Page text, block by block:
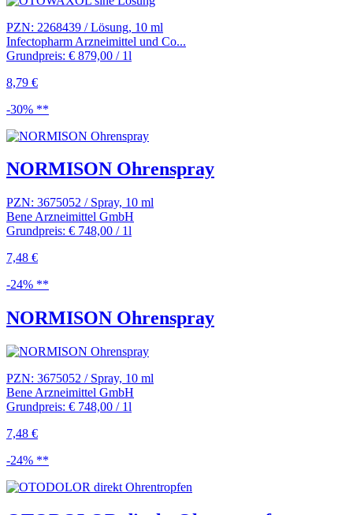
PZN: 2268439 / Lösung, 10 ml
Infectopharm Arzneimittel und Co...
Grundpreis: € 879,00 / 1l
8,79 €
-30% **
NORMISON Ohrenspray
PZN: 3675052 / Spray, 10 ml
Bene Arzneimittel GmbH
Grundpreis: € 748,00 / 1l
7,48 €
-24% **
NORMISON Ohrenspray
PZN: 3675052 / Spray, 10 ml
Bene Arzneimittel GmbH
Grundpreis: € 748,00 / 1l
7,48 €
-24% **